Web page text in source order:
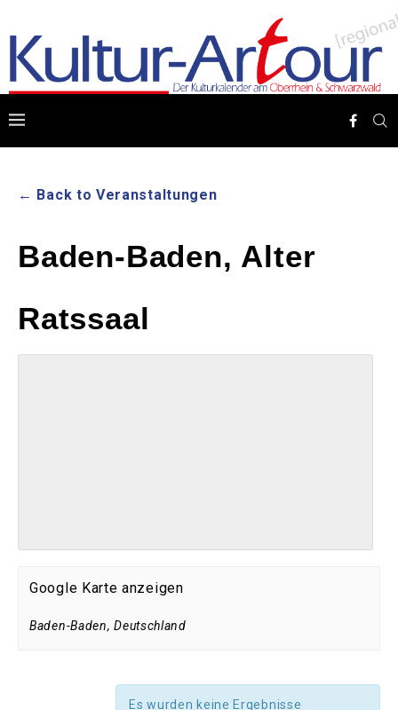
← Back to Veranstaltungen
Baden-Baden, Alter
Ratssaal
Google Karte anzeigen
Baden-Baden, Deutschland
Es wurden keine Ergebnisse